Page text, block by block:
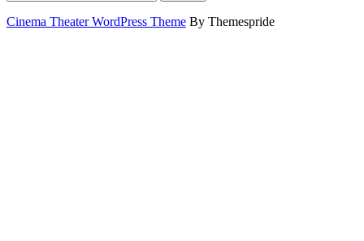
Cinema Theater WordPress Theme By Themespride